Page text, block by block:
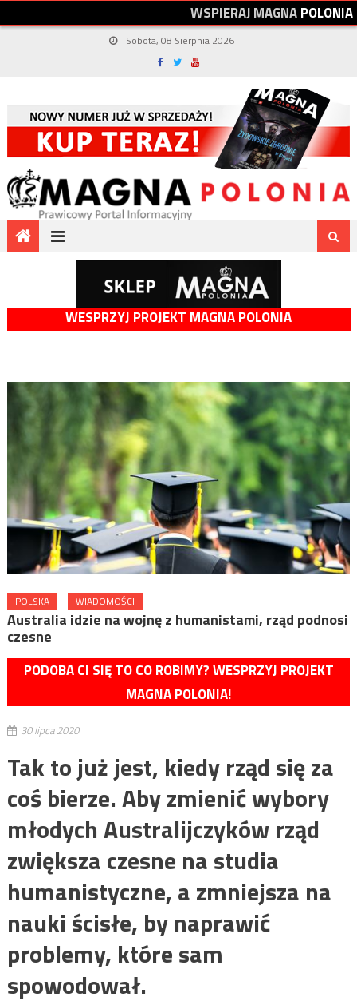
WSPIERAJMAGNAPOLONIA
Sobota, 08 Sierpnia 2026
WESPRZYJ PROJEKT MAGNA POLONIA
POLSKA WIADOMOŚCI
Australia idzie na wojnę z humanistami, rząd podnosi
czesne
PODOBA CI SIĘ TO CO ROBIMY? WESPRZYJ PROJEKT
MAGNA POLONIA!
30 lipca 2020
Tak to już jest, kiedy rząd się za
coś bierze. Aby zmienić wybory
młodych Australijczyków rząd
zwiększa czesne na studia
humanistyczne, a zmniejsza na
nauki ścisłe, by naprawić
problemy, które sam
spowodował.